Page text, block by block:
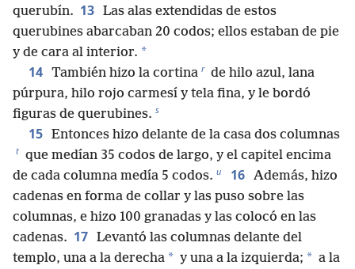
querubín. 13 Las alas extendidas de estos
querubines abarcaban 20 codos; ellos estaban de pie
y de cara al interior. *
14 También hizo la cortina r de hilo azul, lana
púrpura, hilo rojo carmesí y tela fina, y le bordó
figuras de querubines. s
15 Entonces hizo delante de la casa dos columnas
t que medían 35 codos de largo, y el capitel encima
de cada columna medía 5 codos. u 16 Además, hizo
cadenas en forma de collar y las puso sobre las
columnas, e hizo 100 granadas y las colocó en las
cadenas. 17 Levantó las columnas delante del
templo, una a la derecha * y una a la izquierda; * a la